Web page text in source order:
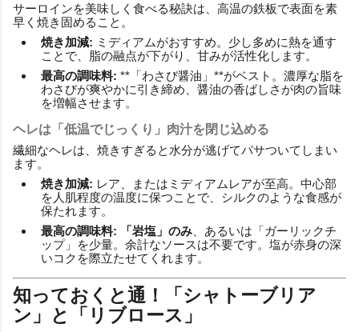
サーロインを美味しく食べる秘訣は、高温の鉄板で表面を素
早く焼き固めること。
焼き加減: ミディアムがおすすめ。少し多めに熱を通す
ことで、脂の融点が下がり、甘みが活性化します。
最高の調味料: **「わさび醤油」**がベスト。濃厚な脂を
わさびが爽やかに引き締め、醤油の香ばしさが肉の旨味
を増幅させます。
ヘレは「低温でじっくり」肉汁を閉じ込める
繊細なヘレは、焼きすぎると水分が逃げてパサついてしまい
ます。
焼き加減: レア、またはミディアムレアが至高。中心部
を人肌程度の温度に保つことで、シルクのような食感が
保たれます。
最高の調味料:
「岩塩」のみ 、あるいは「ガーリックチ
ップ」を少量。余計なソースは不要です。塩が赤身の深
いコクを際立たせてくれます。
知っておくと通！「シャトーブリア
ン」と「リブロース」